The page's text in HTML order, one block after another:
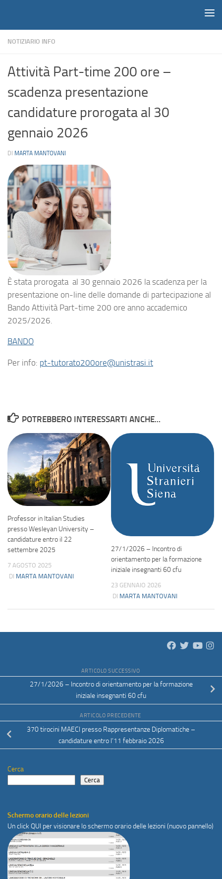
NOTIZIARIO INFO
Attività Part-time 200 ore –
scadenza presentazione
candidature prorogata al 30
gennaio 2026
DI MARTA MANTOVANI
È stata prorogata al 30 gennaio 2026 la scadenza per la
presentazione on-line delle domande di partecipazione al
Bando Attività Part-time 200 ore anno accademico
2025/2026.
BANDO
Per info: pt-tutorato200ore@unistrasi.it
POTREBBERO INTERESSARTI ANCHE...
Professor in Italian Studies
presso Wesleyan University –
candidature entro il 22
settembre 2025
7 AGOSTO 2025
DI MARTA MANTOVANI
27/1/2026 – Incontro di
orientamento per la formazione
iniziale insegnanti 60 cfu
23 GENNAIO 2026
DI MARTA MANTOVANI
ARTICOLO SUCCESSIVO
27/1/2026 – Incontro di orientamento per la formazione
iniziale insegnanti 60 cfu
ARTICOLO PRECEDENTE
370 tirocini MAECI presso Rappresentanze Diplomatiche –
candidature entro l’11 febbraio 2026
Cerca
Cerca
Schermo orario delle lezioni
Un click QUI per visionare lo schermo orario delle lezioni (nuovo pannello)